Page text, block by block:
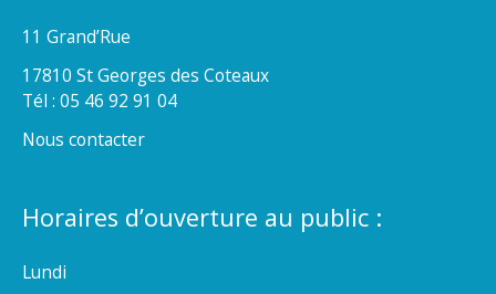
11 Grand’Rue
17810 St Georges des Coteaux
Tél : 05 46 92 91 04
Nous contacter
Horaires d’ouverture au public :
Lundi